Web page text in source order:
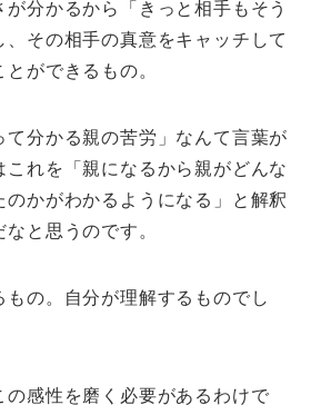
が分かるから「きっと相手もそう
、その相手の真意をキャッチして
ができるもの。
て分かる親の苦労」なんて言葉が
これを「親になるから親がどんな
のかがわかるようになる」と解釈
と思うのです。
もの。自分が理解するものでし
の感性を磨く必要があるわけで